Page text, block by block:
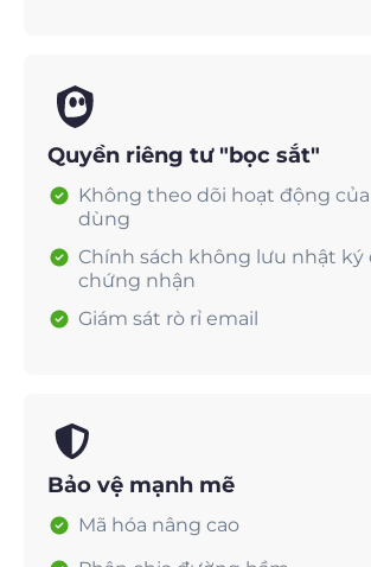
Quyền riêng tư "bọc sắt"
Không theo dõi hoạt động
dùng
Chính sách không lưu nhật ký
chứng nhận
Giám sát rò rỉ email
Bảo vệ mạnh mẽ
Mã hóa nâng cao